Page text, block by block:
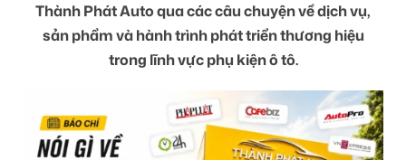
Thành Phát Auto qua các câu chuyện về dịch vụ,
sản phẩm và hành trình phát triển thương hiệu
trong lĩnh vực phụ kiện ô tô.